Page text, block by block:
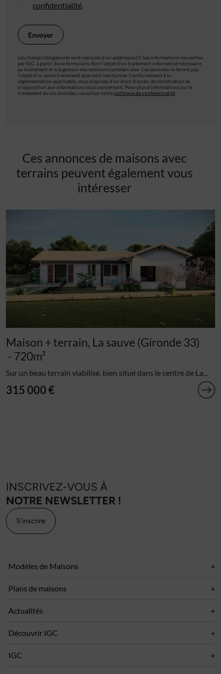
confidentialité.
Les champs obligatoires sont marqués d’un astérisque (*). Les informations recueillies
par IGC, à partir de ce formulaire, font l’objet d’un traitement informatisé nécessaire
au traitement et à la gestion des relations commerciales. Ces données ne feront pas
l’objet d’un autre traitement que celui mentionné. Conformément à la
règlementation applicable, vous disposez d’un droit d’accès, de rectification et
d’opposition aux informations vous concernant. Pour plus d’informations sur le
traitement de vos données, consultez notre politique de confidentialité
Ces annonces de maisons avec
terrains peuvent également vous
intéresser
Maison + terrain, La sauve (Gironde 33)
- 720m²
Sur un beau terrain viabilisé, bien situé dans le centre de La...
315 000 €
INSCRIVEZ-VOUS À
NOTRE NEWSLETTER !
S'inscrire
Modèles de Maisons
Plans de maisons
Actualités
Découvrir IGC
IGC